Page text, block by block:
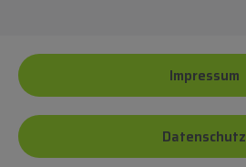
Impressum
Datenschutz